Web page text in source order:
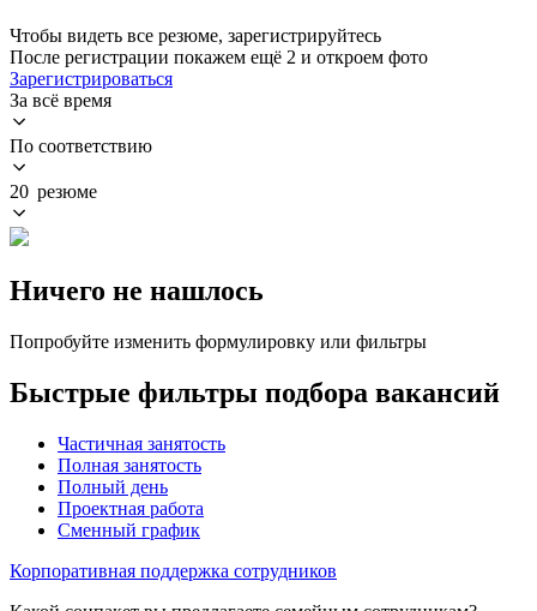
Чтобы видеть все резюме, зарегистрируйтесь
После регистрации покажем ещё 2 и откроем фото
Зарегистрироваться
За всё время
По соответствию
20 резюме
Ничего не нашлось
Попробуйте изменить формулировку или фильтры
Быстрые фильтры подбора вакансий
Частичная занятость
Полная занятость
Полный день
Проектная работа
Сменный график
Корпоративная поддержка сотрудников